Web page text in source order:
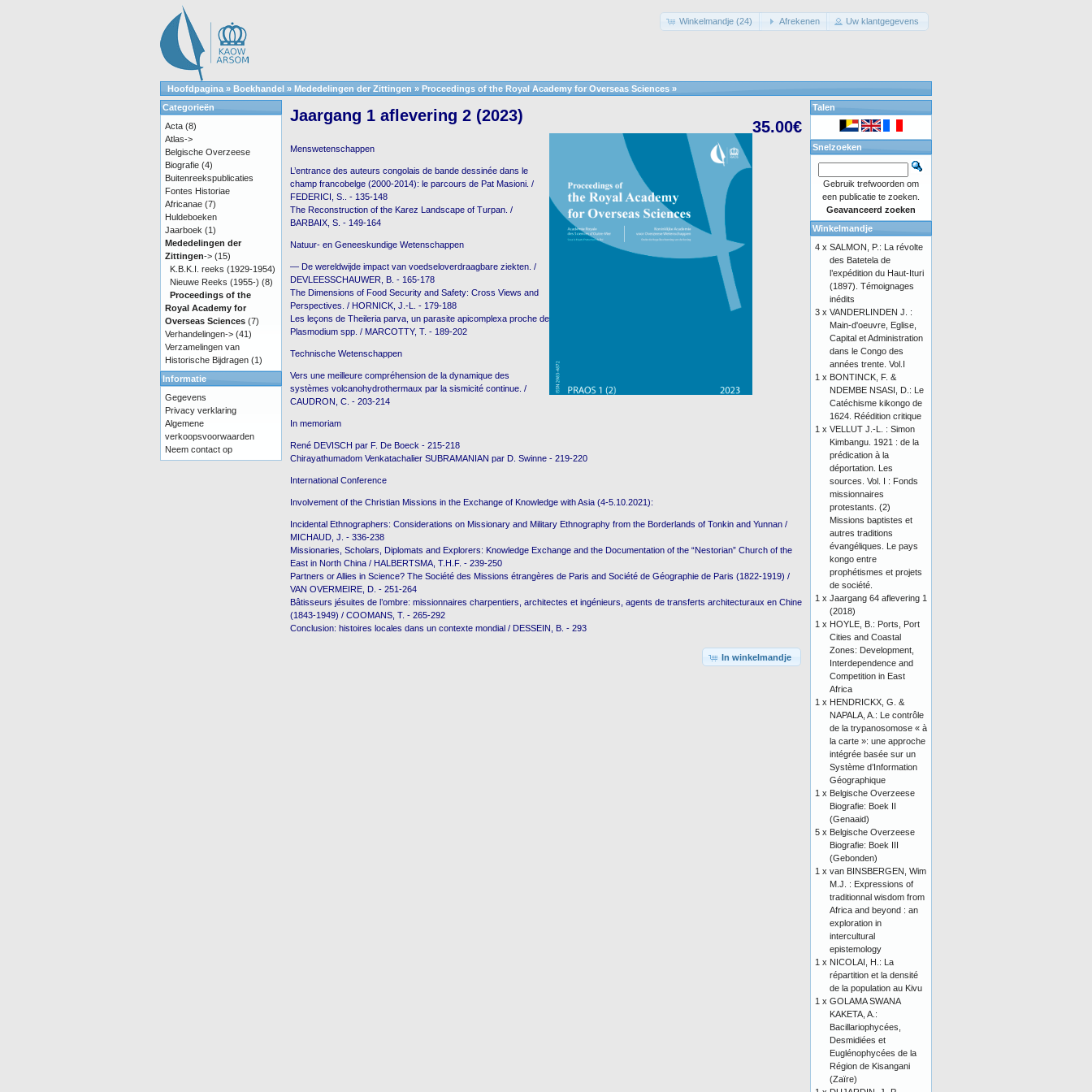
Winkelmandje (24) Afrekenen Uw klantgegevens
Hoofdpagina » Boekhandel » Mededelingen der Zittingen » Proceedings of the Royal Academy for Overseas Sciences »
35.00€
Jaargang 1 aflevering 2 (2023)
Menswetenschappen
L’entrance des auteurs congolais de bande dessinée dans le
champ francobelge (2000-2014): le parcours de Pat Masioni. /
FEDERICI, S.. - 135-148
The Reconstruction of the Karez Landscape of Turpan. /
BARBAIX, S. - 149-164
Natuur- en Geneeskundige Wetenschappen
— De wereldwijde impact van voedseloverdraagbare ziekten. /
DEVLEESSCHAUWER, B. - 165-178
The Dimensions of Food Security and Safety: Cross Views and
Perspectives. / HORNICK, J.-L. - 179-188
Les leçons de Theileria parva, un parasite apicomplexa proche de
Plasmodium spp. / MARCOTTY, T. - 189-202
Technische Wetenschappen
Vers une meilleure compréhension de la dynamique des
systèmes volcanohydrothermaux par la sismicité continue. /
CAUDRON, C. - 203-214
In memoriam
René DEVISCH par F. De Boeck - 215-218
Chirayathumadom Venkatachalier SUBRAMANIAN par D. Swinne - 219-220
International Conference
Involvement of the Christian Missions in the Exchange of Knowledge with Asia (4-5.10.2021):
Incidental Ethnographers: Considerations on Missionary and Military Ethnography from the Borderlands of Tonkin and Yunnan /
MICHAUD, J. - 336-238
Missionaries, Scholars, Diplomats and Explorers: Knowledge Exchange and the Documentation of the “Nestorian” Church of the
East in North China / HALBERTSMA, T.H.F. - 239-250
Partners or Allies in Science? The Société des Missions étrangères de Paris and Société de Géographie de Paris (1822-1919) /
VAN OVERMEIRE, D. - 251-264
Bâtisseurs jésuites de l’ombre: missionnaires charpentiers, architectes et ingénieurs, agents de transferts architecturaux en Chine
(1843-1949) / COOMANS, T. - 265-292
Conclusion: histoires locales dans un contexte mondial / DESSEIN, B. - 293
In winkelmandje
Categorieën
Acta (8)
Atlas->
Belgische Overzeese
Biografie (4)
Buitenreekspublicaties
Fontes Historiae
Africanae (7)
Huldeboeken
Jaarboek (1)
Mededelingen der
Zittingen-> (15)
K.B.K.I. reeks (1929-1954)
Nieuwe Reeks (1955-) (8)
Proceedings of the
Royal Academy for
Overseas Sciences (7)
Verhandelingen-> (41)
Verzamelingen van
Historische Bijdragen (1)
Informatie
Gegevens
Privacy verklaring
Algemene
verkoopsvoorwaarden
Neem contact op
Talen
Snelzoeken
Gebruik trefwoorden om
een publicatie te zoeken.
Geavanceerd zoeken
Winkelmandje
4 x SALMON, P.: La révolte
des Batetela de
l’expédition du Haut-Ituri
(1897). Témoignages
inédits
3 x VANDERLINDEN J. :
Main-d'oeuvre, Eglise,
Capital et Administration
dans le Congo des
années trente. Vol.I
1 x BONTINCK, F. &
NDEMBE NSASI, D.: Le
Catéchisme kikongo de
1624. Réédition critique
1 x VELLUT J.-L. : Simon
Kimbangu. 1921 : de la
prédication à la
déportation. Les
sources. Vol. I : Fonds
missionnaires
protestants. (2)
Missions baptistes et
autres traditions
évangéliques. Le pays
kongo entre
prophétismes et projets
de société.
1 x Jaargang 64 aflevering 1
(2018)
1 x HOYLE, B.: Ports, Port
Cities and Coastal
Zones: Development,
Interdependence and
Competition in East
Africa
1 x HENDRICKX, G. &
NAPALA, A.: Le contrôle
de la trypanosomose « à
la carte »: une approche
intégrée basée sur un
Système d’Information
Géographique
1 x Belgische Overzeese
Biografie: Boek II
(Genaaid)
5 x Belgische Overzeese
Biografie: Boek III
(Gebonden)
1 x van BINSBERGEN, Wim
M.J. : Expressions of
traditionnal wisdom from
Africa and beyond : an
exploration in
intercultural
epistemology
1 x NICOLAI, H.: La
répartition et la densité
de la population au Kivu
1 x GOLAMA SWANA
KAKETA, A.:
Bacillariophycées,
Desmidiées et
Euglénophycées de la
Région de Kisangani
(Zaïre)